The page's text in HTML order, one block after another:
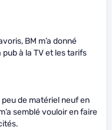
BM m’a donné
pub à la TV et les tarifs
peu de matériel neuf en
semblé vouloir en faire